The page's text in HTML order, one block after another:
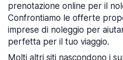
prenotazione online per il
Confrontiamo le offerte
imprese di noleggio per
perfetta per il tuo viaggio.
Molti altri siti nascondono i